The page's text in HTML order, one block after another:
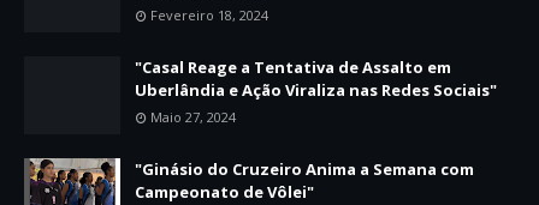
Fevereiro 18, 2024
"Casal Reage a Tentativa de Assalto em
Uberlândia e Ação Viraliza nas Redes Sociais"
Maio 27, 2024
"Ginásio do Cruzeiro Anima a Semana com
Campeonato de Vôlei"